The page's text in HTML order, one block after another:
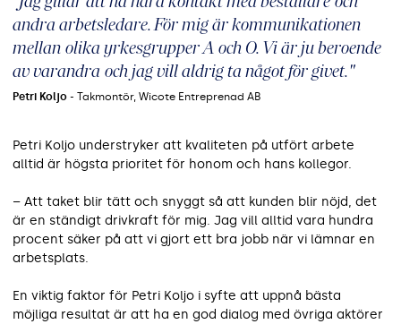
andra arbetsledare. För mig är kommunikationen
mellan olika yrkesgrupper A och O. Vi är ju beroende
av varandra och jag vill aldrig ta något för givet."
Petri Koljo - Takmontör, Wicote Entreprenad AB
Petri Koljo understryker att kvaliteten på utfört arbete
alltid är högsta prioritet för honom och hans kollegor.
– Att taket blir tätt och snyggt så att kunden blir nöjd, det
är en ständigt drivkraft för mig. Jag vill alltid vara hundra
procent säker på att vi gjort ett bra jobb när vi lämnar en
arbetsplats.
En viktig faktor för Petri Koljo i syfte att uppnå bästa
möjliga resultat är att ha en god dialog med övriga aktörer